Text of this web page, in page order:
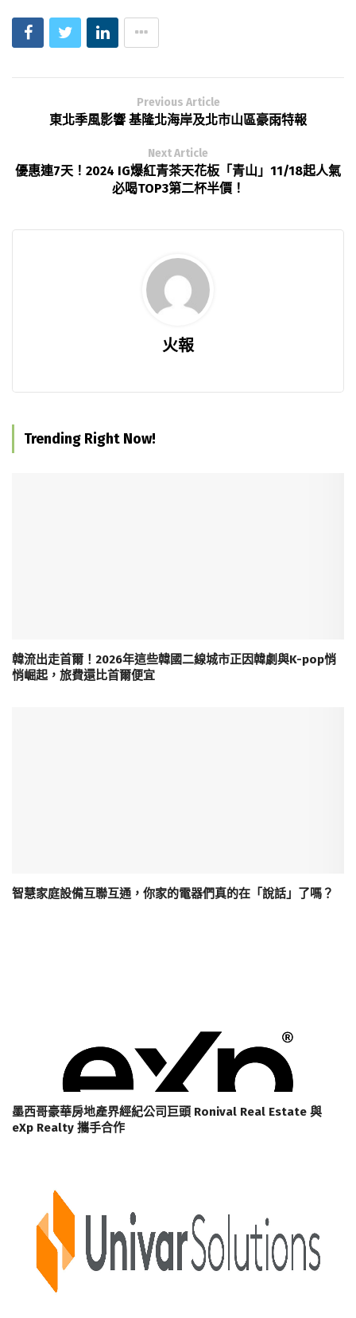
Previous Article
東北季風影響 基隆北海岸及北市山區豪雨特報
Next Article
優惠連7天！2024 IG爆紅青茶天花板「青山」11/18起人氣
必喝TOP3第二杯半價！
火報
Trending Right Now!
韓流出走首爾！2026年這些韓國二線城市正因韓劇與K-pop悄
悄崛起，旅費還比首爾便宜
智慧家庭設備互聯互通，你家的電器們真的在「說話」了嗎？
墨西哥豪華房地產界經紀公司巨頭 Ronival Real Estate 與
eXp Realty 攜手合作